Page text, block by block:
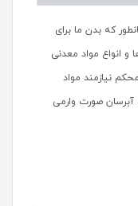
که بدن ما برای
انواع مواد معدنی
نیازمند مواد
صورت وارمی